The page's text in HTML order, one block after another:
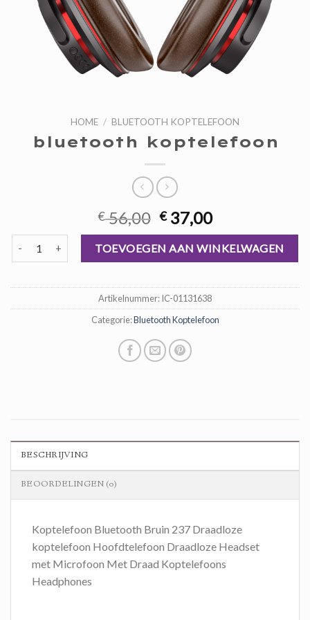
HOME / BLUETOOTH KOPTELEFOON
bluetooth koptelefoon
€56,00 Oorspronkelijke
prijs
was:
€ 56,00.
€37,00Huidige
prijs
is:
€ 37,00.
bluetooth koptelefoon aantalTOEVOEGEN AAN WINKELWAGEN
Artikelnummer:IC-01131638
Categorie:Bluetooth Koptelefoon
BESCHRIJVING
BEOORDELINGEN (0)
Koptelefoon Bluetooth Bruin 237 Draadloze
koptelefoon Hoofdtelefoon Draadloze Headset
met Microfoon Met Draad Koptelefoons
Headphones